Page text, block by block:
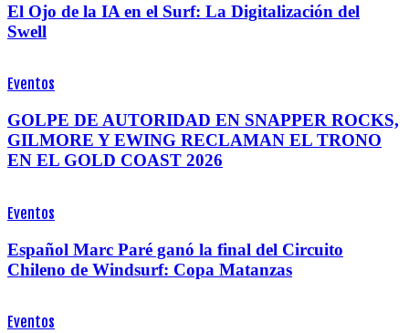
El Ojo de la IA en el Surf: La Digitalización del
Swell
Eventos
GOLPE DE AUTORIDAD EN SNAPPER ROCKS,
GILMORE Y EWING RECLAMAN EL TRONO
EN EL GOLD COAST 2026
Eventos
Español Marc Paré ganó la final del Circuito
Chileno de Windsurf: Copa Matanzas
Eventos